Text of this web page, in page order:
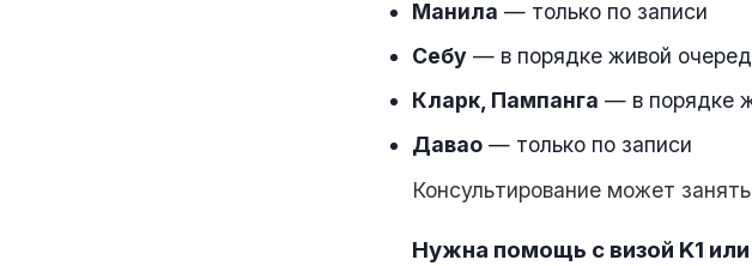
Манила — только по записи
Себу — в порядке живой
Кларк, Пампанга — в порядке
Давао — только по записи
Консультирование может
Нужна помощь с визой K1